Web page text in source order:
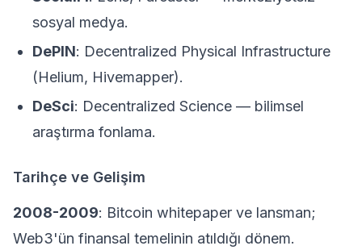
sosyal medya.
DePIN: Decentralized Physical Infrastructure
(Helium, Hivemapper).
DeSci: Decentralized Science — bilimsel
araştırma fonlama.
Tarihçe ve Gelişim
2008-2009: Bitcoin whitepaper ve lansman;
Web3'ün finansal temelinin atıldığı dönem.